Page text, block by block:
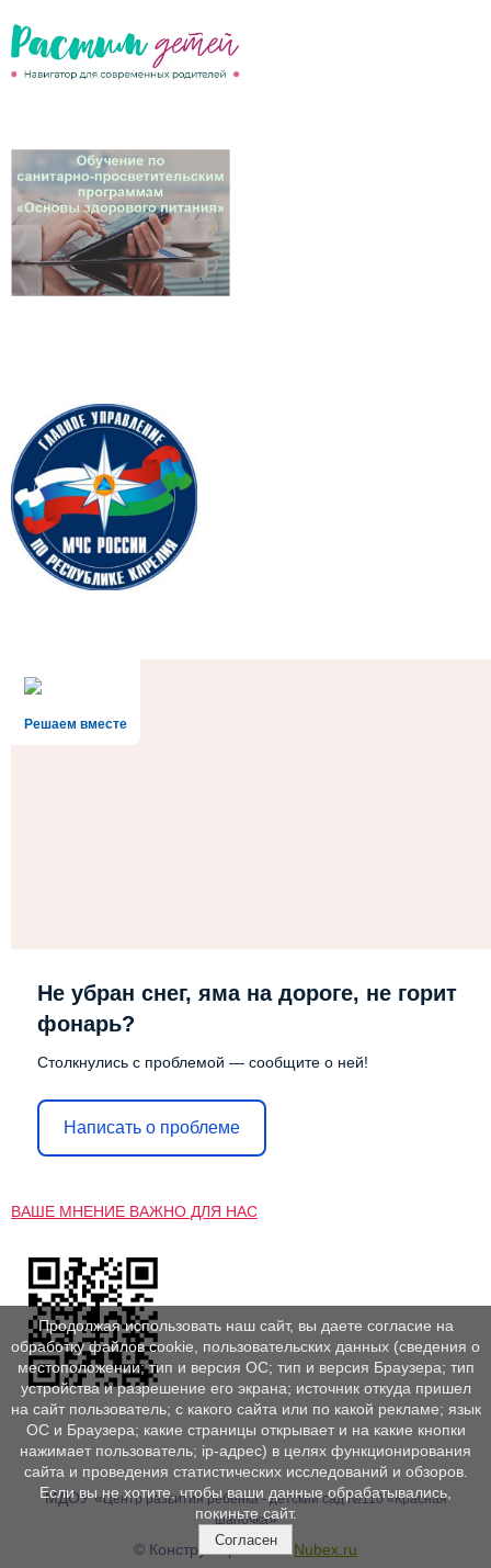
Решаем вместе
Не убран снег, яма на дороге, не горит
фонарь?
Столкнулись с проблемой — сообщите о ней!
Написать о проблеме
ВАШЕ МНЕНИЕ ВАЖНО ДЛЯ НАС
МДОУ «Центр развития ребенка - детский сад №110 «Красная
шапочка»
© Конструктор сайтов Nubex.ru
Продолжая использовать наш сайт, вы даете согласие на
обработку файлов cookie, пользовательских данных (сведения о
местоположении; тип и версия ОС; тип и версия Браузера; тип
устройства и разрешение его экрана; источник откуда пришел
на сайт пользователь; с какого сайта или по какой рекламе; язык
ОС и Браузера; какие страницы открывает и на какие кнопки
нажимает пользователь; ip-адрес) в целях функционирования
сайта и проведения статистических исследований и обзоров.
Если вы не хотите, чтобы ваши данные обрабатывались,
покиньте сайт.
Согласен